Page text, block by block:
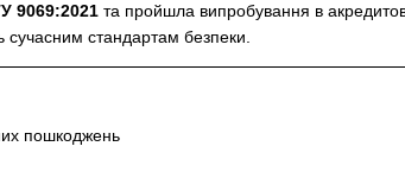
9069:2021 та пройшла випробування в
сучасним стандартам безпеки.
пошкоджень